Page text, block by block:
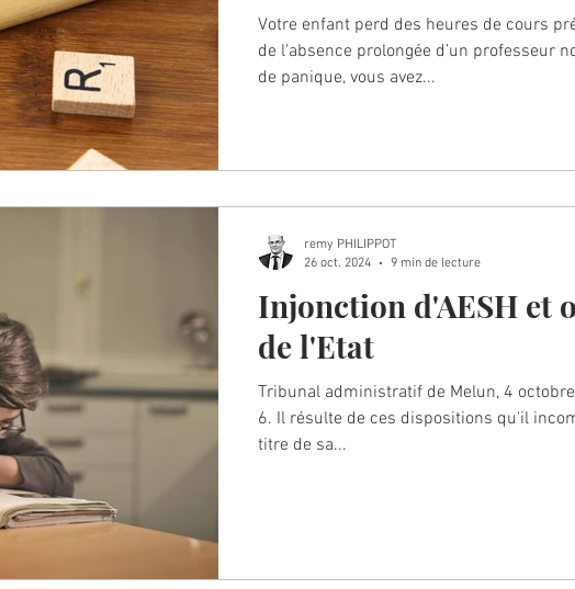
Votre enfant perd des heures de cours
de l’absence prolongée d’un professeur
de panique, vous avez...
Injonction d'AESH et
de l'Etat
Tribunal administratif de Melun, 4
6. Il résulte de ces dispositions qu'il
titre de sa...
remy PHILIPPOT
26 oct. 2024
9 min de lecture